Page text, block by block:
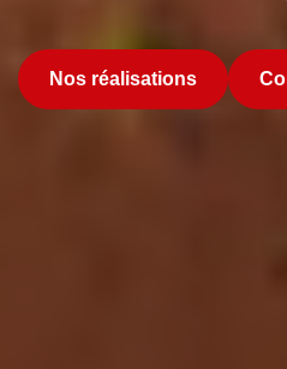
Nos réalisations